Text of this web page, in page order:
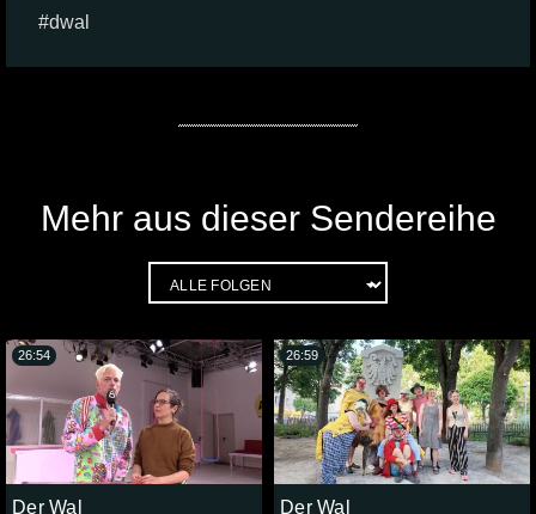
dwal
Mehr aus dieser Sendereihe
Der Wal
26:54
Der Wal
26:59